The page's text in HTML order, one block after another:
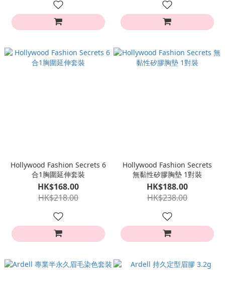
Hollywood Fashion Secrets 6
合1胸圍延伸套裝
HK$168.00
HK$218.00
Hollywood Fashion Secrets
無黏性矽膠胸墊 1對裝
HK$188.00
HK$238.00